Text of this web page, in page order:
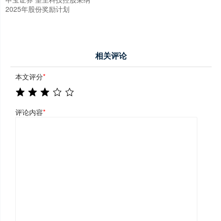
2025年股份奖励计划
相关评论
本文评分*
评论内容*